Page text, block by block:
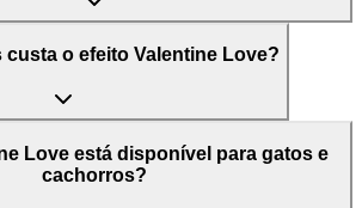
o efeito Valentine Love?
Love está disponível para gatos e
cachorros?